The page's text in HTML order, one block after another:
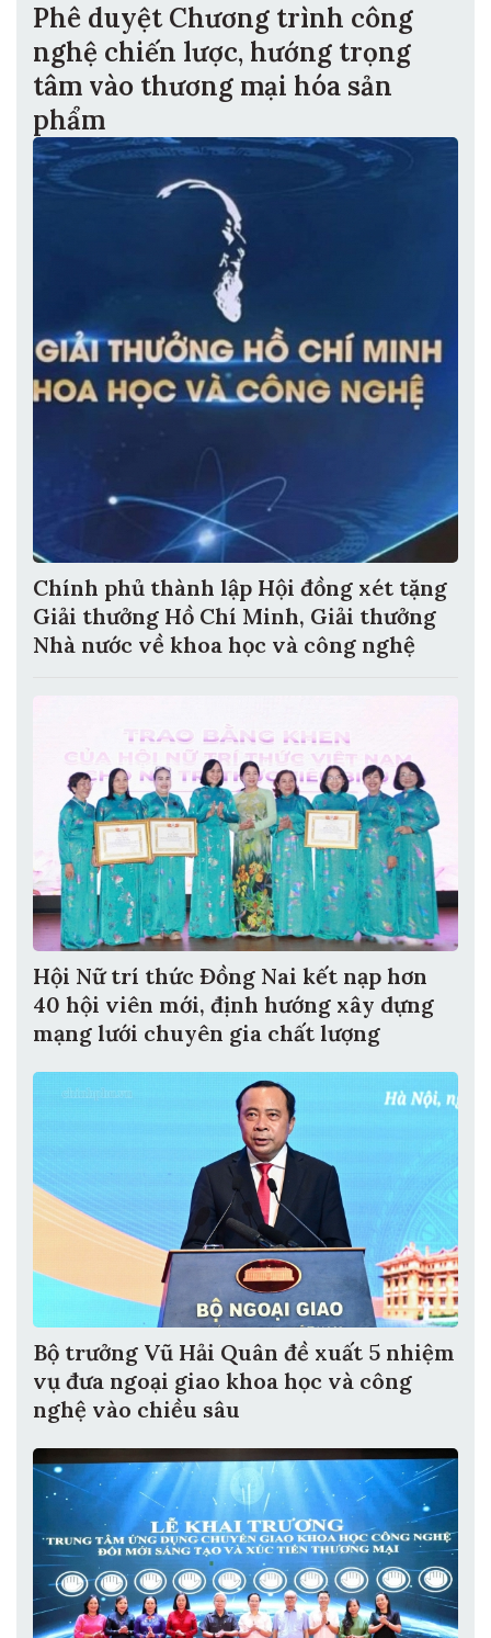
Phê duyệt Chương trình công
nghệ chiến lược, hướng trọng
tâm vào thương mại hóa sản
phẩm
Chính phủ thành lập Hội đồng xét tặng
Giải thưởng Hồ Chí Minh, Giải thưởng
Nhà nước về khoa học và công nghệ
Hội Nữ trí thức Đồng Nai kết nạp hơn
40 hội viên mới, định hướng xây dựng
mạng lưới chuyên gia chất lượng
Bộ trưởng Vũ Hải Quân đề xuất 5 nhiệm
vụ đưa ngoại giao khoa học và công
nghệ vào chiều sâu